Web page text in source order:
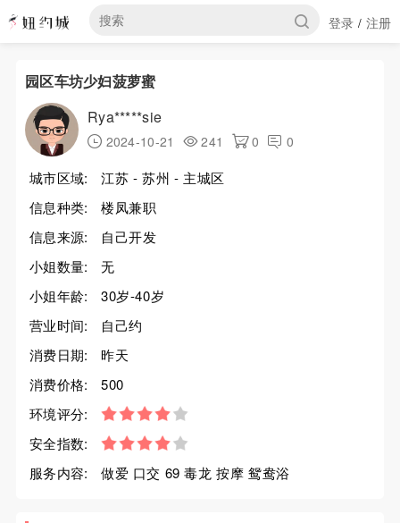
登录 / 注册
园区车坊少妇菠萝蜜
Rya*****sie
2024-10-21 241 0 0
城市区域:
江苏 - 苏州 - 主城区
信息种类:
楼凤兼职
信息来源:
自己开发
小姐数量:
无
小姐年龄:
30岁-40岁
营业时间:
自己约
消费日期:
昨天
消费价格:
500
环境评分:
安全指数:
服务内容:
做爱 口交 69 毒龙 按摩 鸳鸯浴